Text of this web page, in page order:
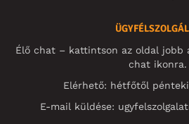
Élő chat – kattintson az oldal jobb
chat ikonra.
Elérhető: hétfőtől
E-mail küldése: